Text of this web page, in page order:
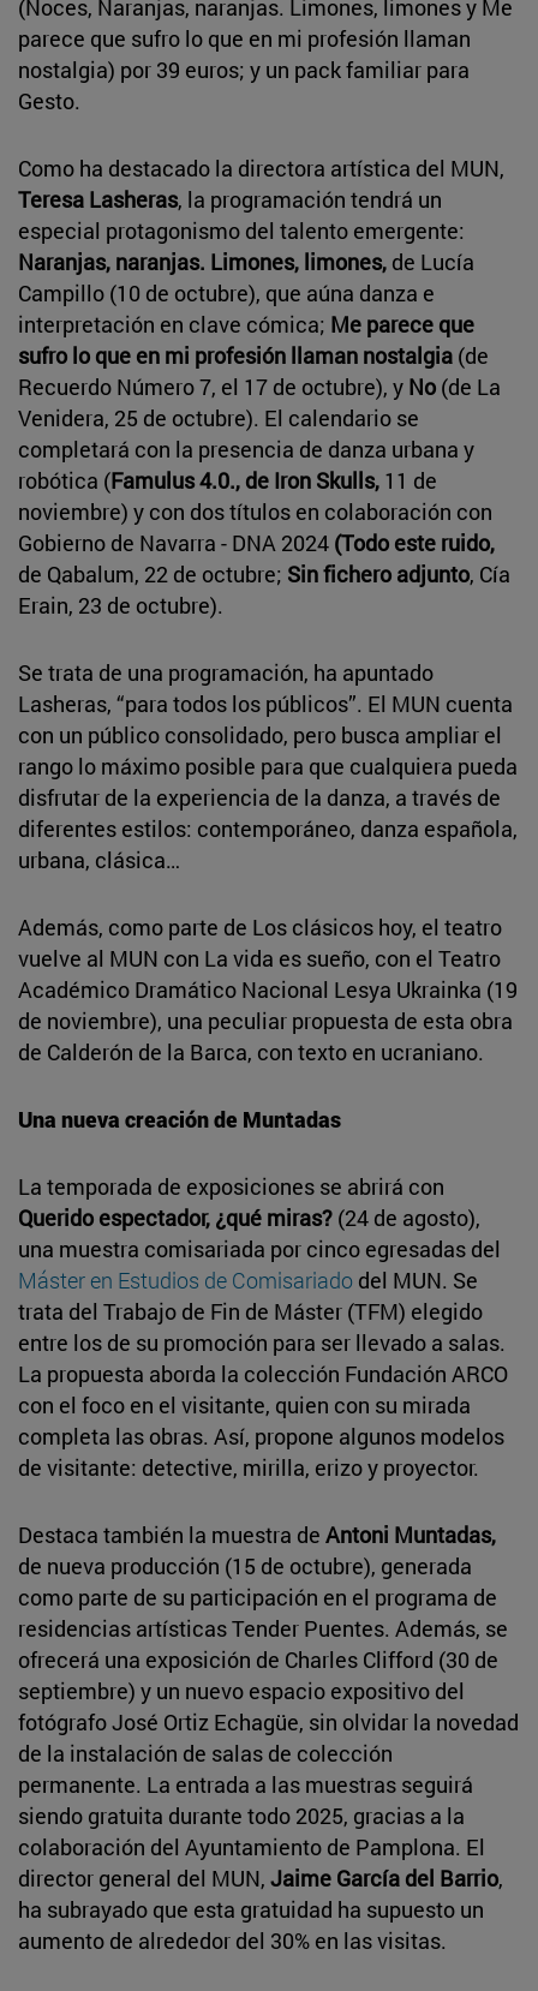
(Noces, Naranjas, naranjas. Limones, limones y Me
parece que sufro lo que en mi profesión llaman
nostalgia) por 39 euros; y un pack familiar para
Gesto.
Como ha destacado la directora artística del MUN,
Teresa Lasheras, la programación tendrá un
especial protagonismo del talento emergente:
Naranjas, naranjas. Limones, limones, de Lucía
Campillo (10 de octubre), que aúna danza e
interpretación en clave cómica; Me parece que
sufro lo que en mi profesión llaman nostalgia (de
Recuerdo Número 7, el 17 de octubre), y No (de La
Venidera, 25 de octubre). El calendario se
completará con la presencia de danza urbana y
robótica (Famulus 4.0., de Iron Skulls, 11 de
noviembre) y con dos títulos en colaboración con
Gobierno de Navarra - DNA 2024 (Todo este ruido,
de Qabalum, 22 de octubre; Sin fichero adjunto, Cía
Erain, 23 de octubre).
Se trata de una programación, ha apuntado
Lasheras, “para todos los públicos”. El MUN cuenta
con un público consolidado, pero busca ampliar el
rango lo máximo posible para que cualquiera pueda
disfrutar de la experiencia de la danza, a través de
diferentes estilos: contemporáneo, danza española,
urbana, clásica…
Además, como parte de Los clásicos hoy, el teatro
vuelve al MUN con La vida es sueño, con el Teatro
Académico Dramático Nacional Lesya Ukrainka (19
de noviembre), una peculiar propuesta de esta obra
de Calderón de la Barca, con texto en ucraniano.
Una nueva creación de Muntadas
La temporada de exposiciones se abrirá con
Querido espectador, ¿qué miras? (24 de agosto),
una muestra comisariada por cinco egresadas del
Máster en Estudios de Comisariado del MUN. Se
trata del Trabajo de Fin de Máster (TFM) elegido
entre los de su promoción para ser llevado a salas.
La propuesta aborda la colección Fundación ARCO
con el foco en el visitante, quien con su mirada
completa las obras. Así, propone algunos modelos
de visitante: detective, mirilla, erizo y proyector.
Destaca también la muestra de Antoni Muntadas,
de nueva producción (15 de octubre), generada
como parte de su participación en el programa de
residencias artísticas Tender Puentes. Además, se
ofrecerá una exposición de Charles Clifford (30 de
septiembre) y un nuevo espacio expositivo del
fotógrafo José Ortiz Echagüe, sin olvidar la novedad
de la instalación de salas de colección
permanente. La entrada a las muestras seguirá
siendo gratuita durante todo 2025, gracias a la
colaboración del Ayuntamiento de Pamplona. El
director general del MUN, Jaime García del Barrio,
ha subrayado que esta gratuidad ha supuesto un
aumento de alrededor del 30% en las visitas.